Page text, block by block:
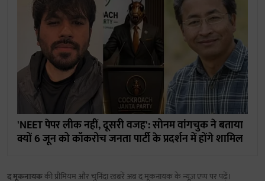
'NEET पेपर लीक नहीं, दूसरी वजह': सोनम वांगचुक ने बताया
क्यों 6 जून को कॉकरोच जनता पार्टी के प्रदर्शन में होंगे शामिल
द मूकनायककी प्रीमियम और चुनिंदा खबरें अब द मूकनायक के न्यूज़ एप्प पर पढ़ें।